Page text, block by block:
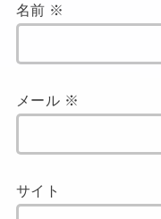
名前 ※
メール ※
サイト